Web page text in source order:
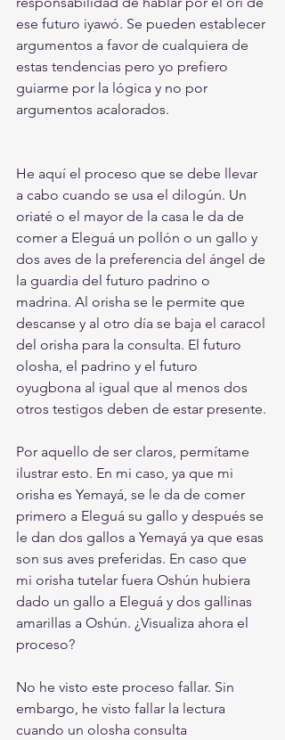
ese futuro iyawó. Se pueden establecer
argumentos a favor de cualquiera de
estas tendencias pero yo prefiero
guiarme por la lógica y no por
argumentos acalorados.
He aquí el proceso que se debe llevar
a cabo cuando se usa el dilogún. Un
oriaté o el mayor de la casa le da de
comer a Eleguá un pollón o un gallo y
dos aves de la preferencia del ángel de
la guardia del futuro padrino o
madrina. Al orisha se le permite que
descanse y al otro día se baja el caracol
del orisha para la consulta. El futuro
olosha, el padrino y el futuro
oyugbona al igual que al menos dos
otros testigos deben de estar presente.
Por aquello de ser claros, permítame
ilustrar esto. En mi caso, ya que mi
orisha es Yemayá, se le da de comer
primero a Eleguá su gallo y después se
le dan dos gallos a Yemayá ya que esas
son sus aves preferidas. En caso que
mi orisha tutelar fuera Oshún hubiera
dado un gallo a Eleguá y dos gallinas
amarillas a Oshún. ¿Visualiza ahora el
proceso?
No he visto este proceso fallar. Sin
embargo, he visto fallar la lectura
cuando un olosha consulta